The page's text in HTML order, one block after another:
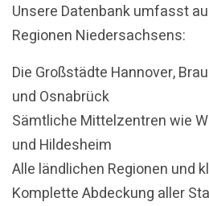
Unsere Datenbank umfasst
Regionen Niedersachsens:
Die Großstädte Hannover,
und Osnabrück
Sämtliche Mittelzentren wie
und Hildesheim
Alle ländlichen Regionen und
Komplette Abdeckung aller